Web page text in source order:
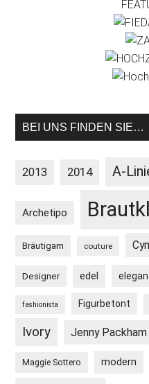
BEI UNS FINDEN SIE…
2013 2014 A-
Archetipo
Bräutigam couture
Designer edel
fashionista Figurbetont
Ivory Jenny Packham
Maggie Sottero modern